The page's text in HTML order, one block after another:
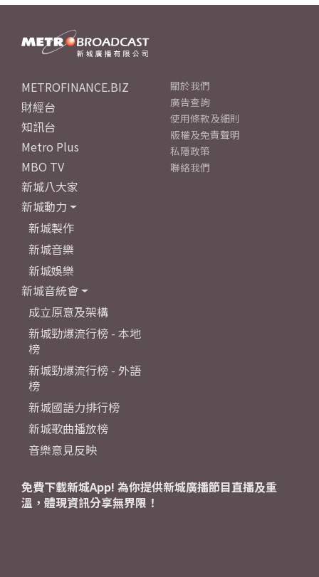
METROFINANCE.BIZ
財經台
知訊台
Metro Plus
MBO TV
新城八大家
新城動力
新城製作
新城音樂
新城娛樂
新城音統會
成立原意及架構
新城勁爆流行榜 - 本地
榜
新城勁爆流行榜 - 外語
榜
新城國語力排行榜
新城歌曲播放榜
音樂意見反映
關於我們
廣告查詢
使用條款及細則
版權及免責聲明
私隱政策
聯絡我們
免費下載新城App! 為你提供新城廣播節目直播及重
溫，體現資訊分享無界限！